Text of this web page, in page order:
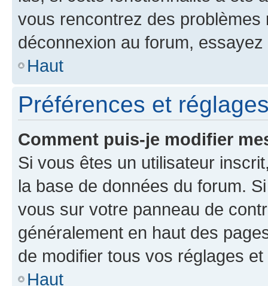
vous rencontrez des
déconnexion au forum,
Haut
Préférences et
Comment puis-je modifier
Si vous êtes un utilisateur
la base de données du forum.
vous sur votre panneau de
généralement en haut des
de modifier tous vos réglages
Haut